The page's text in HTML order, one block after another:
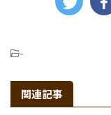
-
関連記事